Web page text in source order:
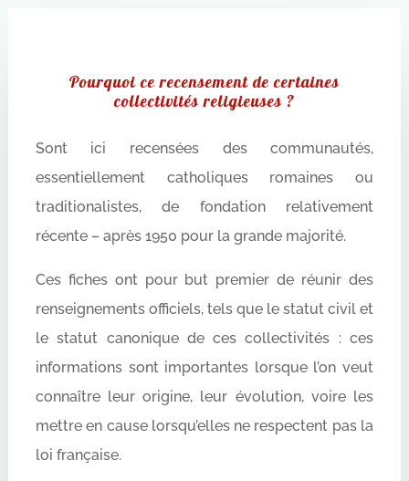
Pourquoi ce recensement de certaines
collectivités religieuses ?
Sont ici recensées des communautés,
essentiellement catholiques romaines ou
traditionalistes, de fondation relativement
récente – après 1950 pour la grande majorité.
Ces fiches ont pour but premier de réunir des
renseignements officiels, tels que le statut civil et
le statut canonique de ces collectivités : ces
informations sont importantes lorsque l’on veut
connaître leur origine, leur évolution, voire les
mettre en cause lorsqu’elles ne respectent pas la
loi française.